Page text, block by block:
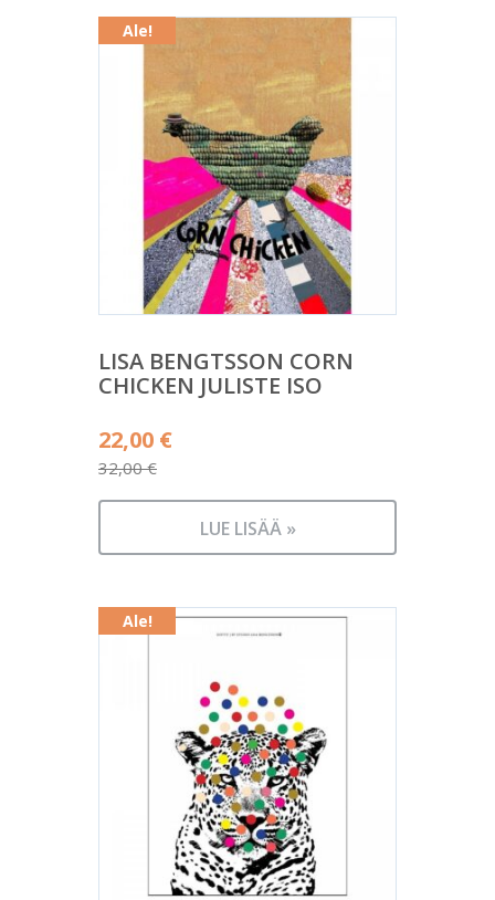
Ale!
LISA BENGTSSON CORN
CHICKEN JULISTE ISO
32,00€
Alkuperäinen
hinta
oli:
22,00 €
Nykyinen
on:
LUE LISÄÄ »
Ale!